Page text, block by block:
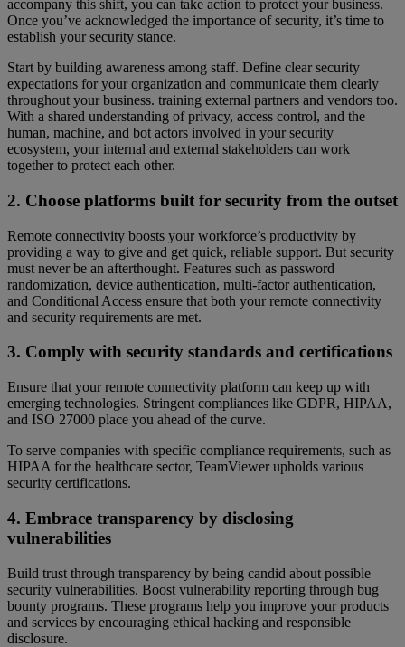
accompany this shift, you can take action to protect your business.
Once you’ve acknowledged the importance of security, it’s time to
establish your security stance.
Start by building awareness among staff. Define clear security
expectations for your organization and communicate them clearly
throughout your business. training external partners and vendors too.
With a shared understanding of privacy, access control, and the
human, machine, and bot actors involved in your security
ecosystem, your internal and external stakeholders can work
together to protect each other.
2. Choose platforms built for security from the outset
Remote connectivity boosts your workforce’s productivity by
providing a way to give and get quick, reliable support. But security
must never be an afterthought. Features such as password
randomization, device authentication, multi-factor authentication,
and Conditional Access ensure that both your remote connectivity
and security requirements are met.
3. Comply with security standards and certifications
Ensure that your remote connectivity platform can keep up with
emerging technologies. Stringent compliances like GDPR, HIPAA,
and ISO 27000 place you ahead of the curve.
To serve companies with specific compliance requirements, such as
HIPAA for the healthcare sector, TeamViewer upholds various
security certifications.
4. Embrace transparency by disclosing
vulnerabilities
Build trust through transparency by being candid about possible
security vulnerabilities. Boost vulnerability reporting through bug
bounty programs. These programs help you improve your products
and services by encouraging ethical hacking and responsible
disclosure.